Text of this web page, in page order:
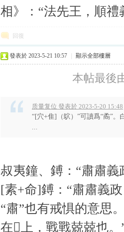
相》：“法先王，順
回復
發表於 2023-5-21 10:57 顯示全部樓層
本帖最後
质量复位 發表於 2023-5-20 15:48
“[穴+隹]（鴥）”可讀爲“矞”
...
叔夷鐘、鎛：“肅肅義
[素+命]鎛：“肅肅義
“肅”也有戒惧的意思
在𣶒上，戰戰兢兢也